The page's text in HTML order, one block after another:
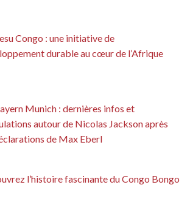
Congo : une initiative de
durable au cœur de l’Afrique
Munich : dernières infos et
autour de Nicolas Jackson après
de Max Eberl
l’histoire fascinante du Congo Bongo